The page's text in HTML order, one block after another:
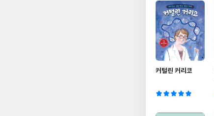
커털린 커리코